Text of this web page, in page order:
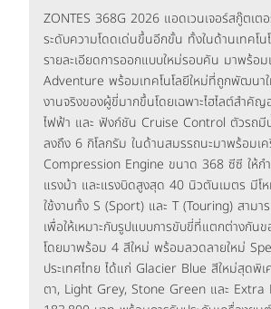
ZONTES 368G 2026 แอดเวนเจอร์สกู๊ตเต
ระดับความโดดเด่นขึ้นอีกขั้น ทั้งในด้านเทคโน
รายละเอียดการออกแบบใหม่รอบคัน มาพร้อ
Adventure พร้อมเทคโนโลยีใหม่ที่ถูกพัฒนาใ
งานจริงของผู้ขี่มากขึ้นโดยเฉพาะไฮไลต์สำคัญ
ไฟฟ้า และ ฟังก์ชัน Cruise Control ตัวรถมี
ลงถึง 6 กิโลกรัม ในด้านสมรรถนะมาพร้อมเ
Compression Engine ขนาด 368 ซีซี ให้ก
แรงม้า และแรงบิดสูงสุด 40 นิวตันเมตร มีโห
ใช้งานทั้ง S (Sport) และ T (Touring) สามาร
เพื่อให้เหมาะกับรูปแบบการขับขี่ที่แตกต่างกัน
โดยมาพร้อม 4 สีใหม่ พร้อมลวดลายใหม่
ประเทศไทย ได้แก่ Glacier Blue สีใหม่สุดพิ
ตา, Light Grey, Stone Green และ Extra